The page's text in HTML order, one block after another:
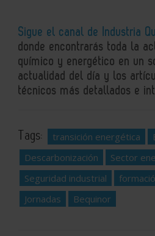
Sigue el canal de Industria
donde encontrarás toda la
químico y energético en un
actualidad del día y los
técnicos más detallados e
Tags: transición energética
Descarbonización
Sector
Seguridad industrial
Jornadas
Bequinor